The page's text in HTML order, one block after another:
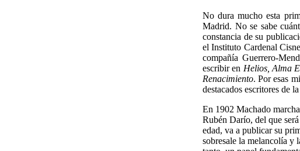
No dura mucho esta
Madrid. No se sabe
constancia de su
el Instituto Cardenal
compañía Guerrero-
escribir en Helios, Alma
Renacimiento. Por esas
destacados escritores de
En 1902 Machado
Rubén Darío, del que
edad, va a publicar su
sobresale la melancolía y